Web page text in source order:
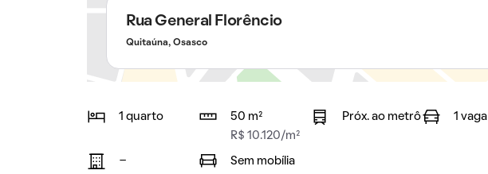
Rua General Florêncio
Quitaúna, Osasco
1 quarto
50 m²
R$ 10.120/m²
Próx. ao metrô 1 vaga
- Sem mobília